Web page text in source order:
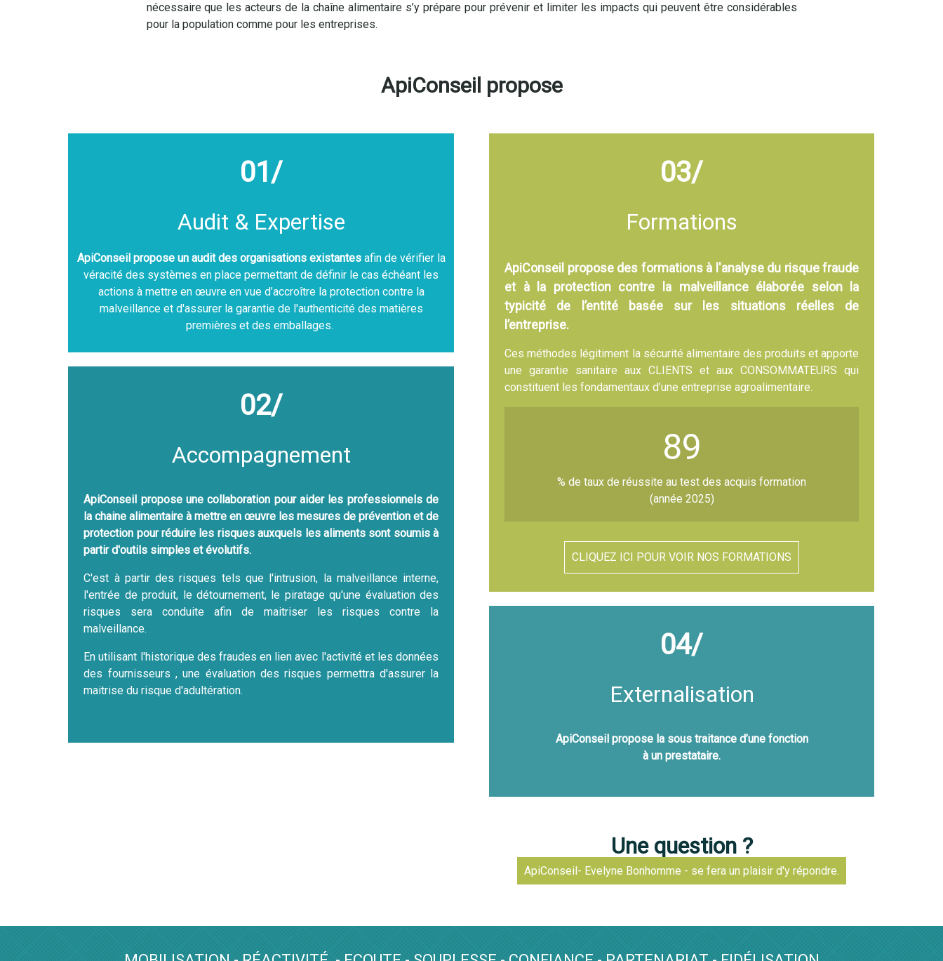
nécessaire que les acteurs de la chaîne alimentaire s’y prépare pour prévenir et limiter les impacts qui peuvent être considérables
pour la population comme pour les entreprises.
ApiConseil propose
01/
Audit & Expertise
ApiConseil propose un audit des organisations existantes afin de vérifier la
véracité des systèmes en place permettant de définir le cas échéant les
actions à mettre en œuvre en vue d’accroître la protection contre la
malveillance et d'assurer la garantie de l'authenticité des matières
premières et des emballages.
02/
Accompagnement
ApiConseil propose une collaboration pour aider les professionnels de
la chaine alimentaire à mettre en œuvre les mesures de prévention et de
protection pour réduire les risques auxquels les aliments sont soumis à
partir d'outils simples et évolutifs.
C'est à partir des risques tels que l'intrusion, la malveillance interne,
l'entrée de produit, le détournement, le piratage qu'une évaluation des
risques sera conduite afin de maitriser les risques contre la
malveillance.
En utilisant l'historique des fraudes en lien avec l'activité et les données
des fournisseurs , une évaluation des risques permettra d'assurer la
maitrise du risque d'adultération.
03/
Formations
ApiConseil propose des formations à l'analyse du risque fraude
et à la protection contre la malveillance élaborée selon la
typicité de l’entité basée sur les situations réelles de
l’entreprise.
Ces méthodes légitiment la sécurité alimentaire des produits et apporte
une garantie sanitaire aux CLIENTS et aux CONSOMMATEURS qui
constituent les fondamentaux d’une entreprise agroalimentaire.
89
% de taux de réussite au test des acquis formation
(année 2025)
CLIQUEZ ICI POUR VOIR NOS FORMATIONS
04/
Externalisation
ApiConseil propose la sous traitance d’une fonction
à un prestataire.
Une question ?
ApiConseil- Evelyne Bonhomme - se fera un plaisir d'y répondre.